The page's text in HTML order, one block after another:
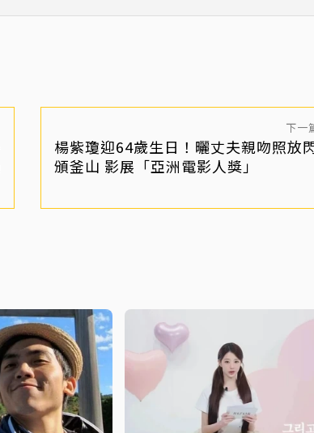
下一
楊紫瓊迎64歲生日！曬丈夫親吻照放
頒釜山 影展「亞洲電影人獎」